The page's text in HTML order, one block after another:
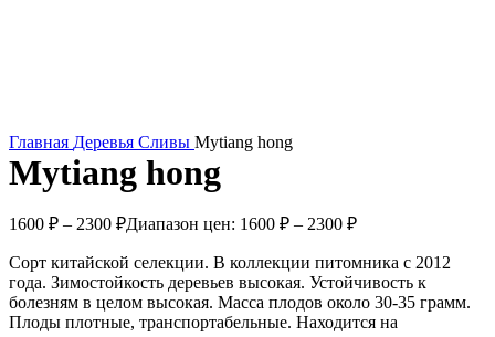
Главная Деревья Сливы Mytiang hong
Mytiang hong
1600 ₽ – 2300 ₽Диапазон цен: 1600 ₽ – 2300 ₽
Сорт китайской селекции. В коллекции питомника с 2012
года. Зимостойкость деревьев высокая. Устойчивость к
болезням в целом высокая. Масса плодов около 30-35 грамм.
Плоды плотные, транспортабельные. Находится на